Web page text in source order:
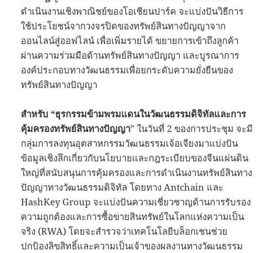
ดำเนินงานเชิงพาณิชย์ของโอเชียนปาร์ค จะแบ่งปันวิธีการ
ใช้ประโยชน์จากวงจรปิดของทรัพย์สินทางปัญญาจาก
ออนไลน์สู่ออฟไลน์ เพื่อเพิ่มรายได้ ขยายการเข้าถึงลูกค้า
ผ่านความร่วมมือด้านทรัพย์สินทางปัญญา และบูรณาการ
องค์ประกอบทางวัฒนธรรมเพื่อยกระดับความยั่งยืนของ
ทรัพย์สินทางปัญญา
สำหรับ “ธุรกรรมข้ามพรมแดนในวัฒนธรรมดิจิทัลและการ
คุ้มครองทรัพย์สินทางปัญญา” ในวันที่ 2 ของการประชุม จะมี
กลุ่มการลงทุนอุตสาหกรรมวัฒนธรรมเจ้อเจียงมาแบ่งปัน
ข้อมูลเชิงลึกเกี่ยวกับนโยบายและกฎระเบียบของจีนแผ่นดิน
ใหญ่ที่สนับสนุนการคุ้มครองและการดำเนินงานทรัพย์สินทาง
ปัญญาทางวัฒนธรรมดิจิทัล โดยทาง Antchain และ
HashKey Group จะแบ่งปันความเชี่ยวชาญด้านการรับรอง
ความถูกต้องและการซื้อขายสินทรัพย์ในโลกแห่งความเป็น
จริง (RWA) โดยจะสำรวจว่าเทคโนโลยีบล็อกเชนช่วย
ปกป้องลิขสิทธิ์และความเป็นเจ้าของผลงานทางวัฒนธรรม